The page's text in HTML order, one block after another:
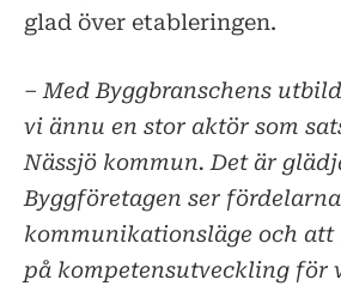
glad över etableringen.
– Med Byggbranschens
vi ännu en stor aktör som
Nässjö kommun. Det är
Byggföretagen ser
kommunikationsläge och att
på kompetensutveckling för